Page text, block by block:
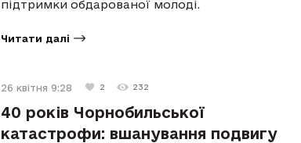
підтримки обдарованої молоді.
Читати далі
26 квітня 9:28 2 232
40 років Чорнобильської
катастрофи: вшанування подвигу